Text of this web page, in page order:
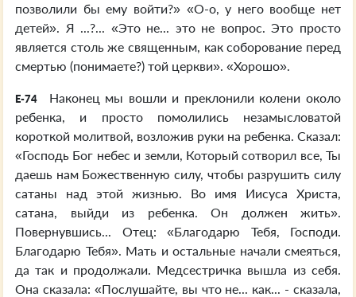
позволили бы ему войти?» «О-о, у него вообще нет
детей». Я ...?... «Это не... это не вопрос. Это просто
является столь же священным, как соборование перед
смертью (понимаете?) той церкви». «Хорошо».
E-74
Наконец мы вошли и преклонили колени около
ребенка, и просто помолились незамысловатой
короткой молитвой, возложив руки на ребенка. Сказал:
«Господь Бог небес и земли, Который сотворил все, Ты
даешь нам Божественную силу, чтобы разрушить силу
сатаны над этой жизнью. Во имя Иисуса Христа,
сатана, выйди из ребенка. Он должен жить».
Повернувшись... Отец: «Благодарю Тебя, Господи.
Благодарю Тебя». Мать и остальные начали смеяться,
да так и продолжали. Медсестричка вышла из себя.
Она сказала: «Послушайте, вы что не... как... - сказала,